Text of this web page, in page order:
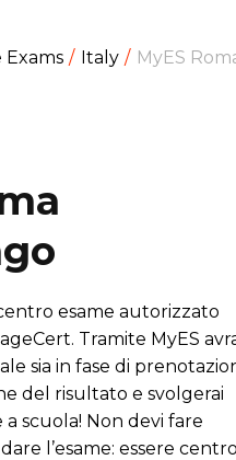
Exams Italy MyES
esame autorizzato
Tramite MyES
sia in fase di
del risultato e svolgerai
a scuola! Non devi fare
l’esame: essere centro